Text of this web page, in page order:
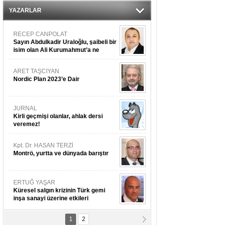
YAZARLAR
RECEP CANPOLAT
Sayın Abdulkadir Uraloğlu, şaibeli bir
isim olan Ali Kurumahmut’a ne
danışıyorsunuz?
ARET TAŞCIYAN
Nordic Plan 2023’e Dair
JURNAL
Kirli geçmişi olanlar, ahlak dersi
veremez!
Kpt. Dr. HASAN TERZİ
Montrö, yurtta ve dünyada barıştır
ERTUĞ YAŞAR
Küresel salgın krizinin Türk gemi
inşa sanayi üzerine etkileri
Kpt. MESUT AZMİ GÖKSOY
1 2